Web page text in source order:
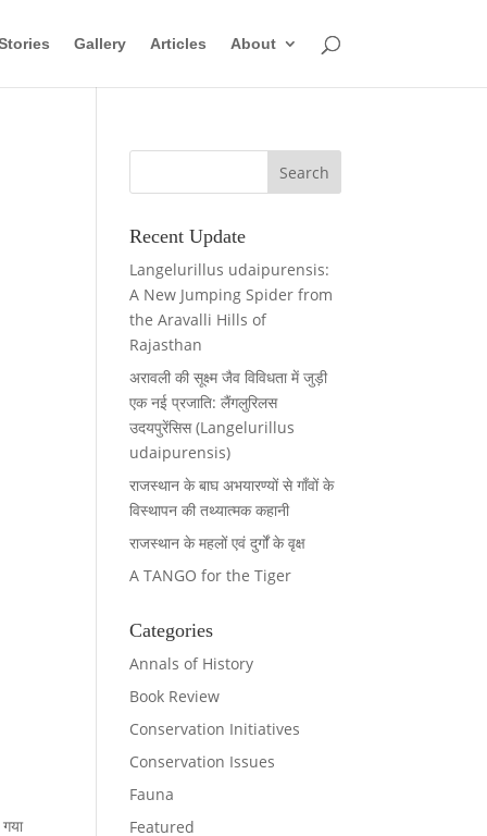
Gallery Articles About
Recent Update
Langelurillus udaipurensis:
A New Jumping Spider from
the Aravalli Hills of
Rajasthan
अरावली की सूक्ष्म जैव विविधता में जुड़ी
एक नई प्रजाति: लैंगलुरिलस
उदयपुरेंसिस (Langelurillus
udaipurensis)
राजस्थान के बाघ अभयारण्यों से गाँवों के
विस्थापन की तथ्यात्मक कहानी
राजस्थान के महलों एवं दुर्गों के वृक्ष
A TANGO for the Tiger
Categories
Annals of History
Book Review
Conservation Initiatives
Conservation Issues
Fauna
Featured